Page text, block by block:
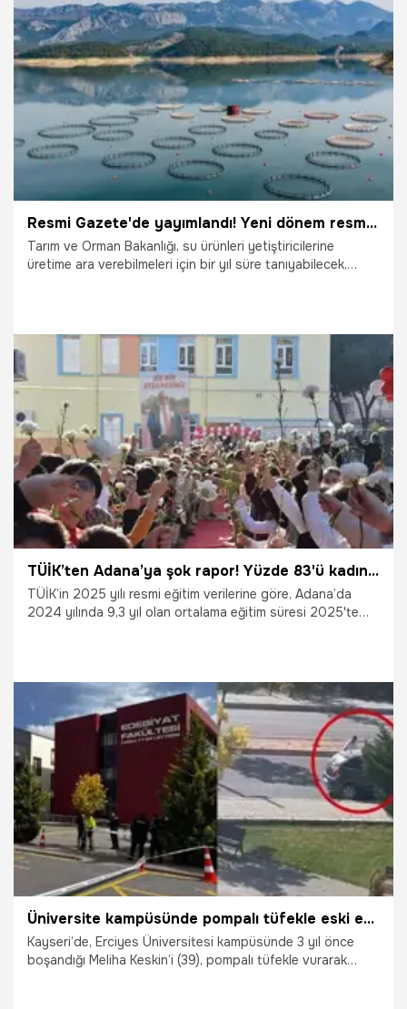
11.06.2026 Gündem
Resmi Gazete'de yayımlandı! Yeni dönem resmen başladı, üretim yapmayanın elinden alınacak
Tarım ve Orman Bakanlığı, su ürünleri yetiştiricilerine
üretime ara verebilmeleri için bir yıl süre tanıyabilecek,
4.06.2026 Gündem
TÜİK’ten Adana’ya şok rapor! Yüzde 83'ü kadınlardan çıktı: 55 bin kişi okuma yazma bilmiyor
TÜİK’in 2025 yılı resmi eğitim verilerine göre, Adana’da
2024 yılında 9,3 yıl olan ortalama eğitim süresi 2025'te
320 bine yaklaşırken, okuma yazma bilmeyen 55 binden
fazla vatandaşın yüzde 83’ünün kadın olması eğitimdeki
cinsiyet eşitsizliğini bir kez daha gözler önüne serdi.
2.06.2026
Üniversite kampüsünde pompalı tüfekle eski eşini vurarak öldüren sanığa ağırlaştırılmış müebbet istemi
Kayseri’de, Erciyes Üniversitesi kampüsünde 3 yıl önce
boşandığı Meliha Keskin’i (39), pompalı tüfekle vurarak